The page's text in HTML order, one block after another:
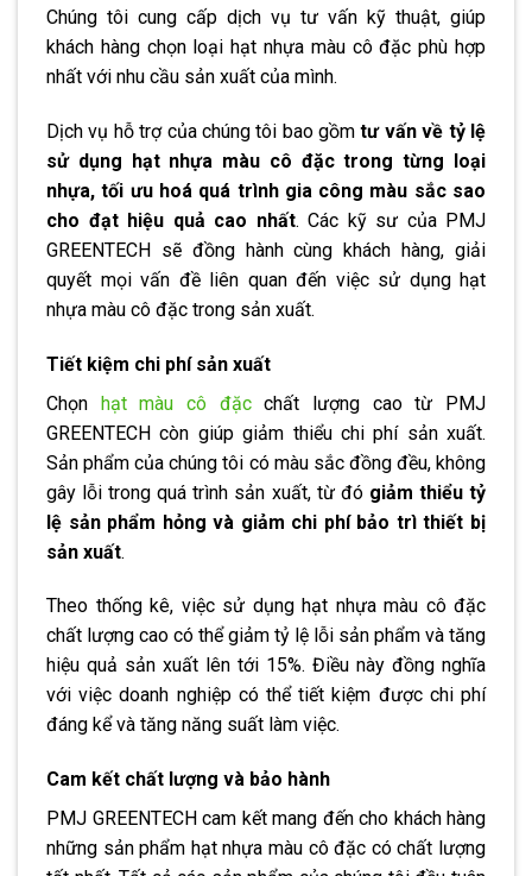
Chúng tôi cung cấp dịch vụ tư vấn kỹ thuật, giúp
khách hàng chọn loại hạt nhựa màu cô đặc phù hợp
nhất với nhu cầu sản xuất của mình.
Dịch vụ hỗ trợ của chúng tôi bao gồm tư vấn về tỷ lệ
sử dụng hạt nhựa màu cô đặc trong từng loại
nhựa, tối ưu hoá quá trình gia công màu sắc sao
cho đạt hiệu quả cao nhất. Các kỹ sư của PMJ
GREENTECH sẽ đồng hành cùng khách hàng, giải
quyết mọi vấn đề liên quan đến việc sử dụng hạt
nhựa màu cô đặc trong sản xuất.
Tiết kiệm chi phí sản xuất
Chọn hạt màu cô đặcchất lượng cao từ PMJ
GREENTECH còn giúp giảm thiểu chi phí sản xuất.
Sản phẩm của chúng tôi có màu sắc đồng đều, không
gây lỗi trong quá trình sản xuất, từ đó giảm thiểu tỷ
lệ sản phẩm hỏng và giảm chi phí bảo trì thiết bị
sản xuất.
Theo thống kê, việc sử dụng hạt nhựa màu cô đặc
chất lượng cao có thể giảm tỷ lệ lỗi sản phẩm và tăng
hiệu quả sản xuất lên tới 15%. Điều này đồng nghĩa
với việc doanh nghiệp có thể tiết kiệm được chi phí
đáng kể và tăng năng suất làm việc.
Cam kết chất lượng và bảo hành
PMJ GREENTECH cam kết mang đến cho khách hàng
những sản phẩm hạt nhựa màu cô đặc có chất lượng